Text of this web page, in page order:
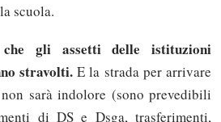
scuola.
gli assetti delle istituzioni
stravolti. E la strada per arrivare
sarà indolore (sono prevedibili
di DS e Dsga, trasferimenti,